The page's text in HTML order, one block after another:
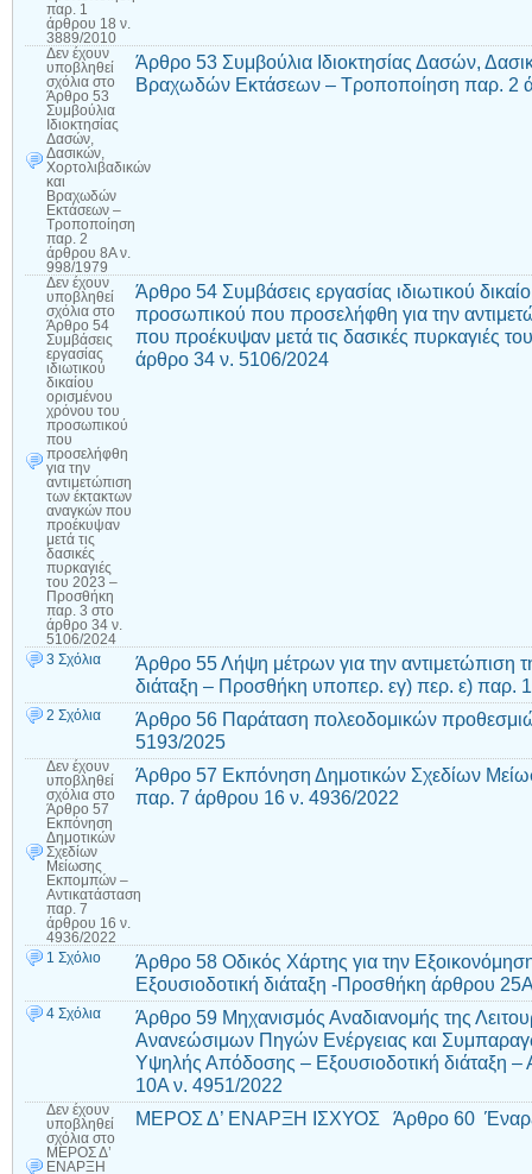
παρ. 1
άρθρου 18 ν.
3889/2010
Δεν έχουν
υποβληθεί
σχόλια στο
Άρθρο 53
Συμβούλια
Ιδιοκτησίας
Δασών,
Δασικών,
Χορτολιβαδικών
και
Βραχωδών
Εκτάσεων –
Τροποποίηση
παρ. 2
άρθρου 8Α ν.
998/1979
Άρθρο 53 Συμβούλια Ιδιοκτησίας Δασών,
Βραχωδών Εκτάσεων – Τροποποίηση παρ. 2
Δεν έχουν
υποβληθεί
σχόλια στο
Άρθρο 54
Συμβάσεις
εργασίας
ιδιωτικού
δικαίου
ορισμένου
χρόνου του
προσωπικού
που
προσελήφθη
για την
αντιμετώπιση
των έκτακτων
αναγκών που
προέκυψαν
μετά τις
δασικές
πυρκαγιές
του 2023 –
Προσθήκη
παρ. 3 στο
άρθρο 34 ν.
5106/2024
Άρθρο 54 Συμβάσεις εργασίας ιδιωτικού
προσωπικού που προσελήφθη για την
που προέκυψαν μετά τις δασικές πυρκαγιές
άρθρο 34 ν. 5106/2024
3 Σχόλια
Άρθρο 55 Λήψη μέτρων για την αντιμετώπιση
διάταξη – Προσθήκη υποπερ. εγ) περ. ε) παρ.
2 Σχόλια
Άρθρο 56 Παράταση πολεοδομικών
5193/2025
Δεν έχουν
υποβληθεί
σχόλια στο
Άρθρο 57
Εκπόνηση
Δημοτικών
Σχεδίων
Μείωσης
Εκπομπών –
Αντικατάσταση
παρ. 7
άρθρου 16 ν.
4936/2022
Άρθρο 57 Εκπόνηση Δημοτικών Σχεδίων
παρ. 7 άρθρου 16 ν. 4936/2022
1 Σχόλιο
Άρθρο 58 Οδικός Χάρτης για την
Εξουσιοδοτική διάταξη -Προσθήκη άρθρου
4 Σχόλια
Άρθρο 59 Μηχανισμός Αναδιανομής της
Ανανεώσιμων Πηγών Ενέργειας και
Υψηλής Απόδοσης – Εξουσιοδοτική διάταξη
10Α ν. 4951/2022
Δεν έχουν
υποβληθεί
σχόλια στο
ΜΕΡΟΣ Δ’
ΕΝΑΡΞΗ
ΜΕΡΟΣ Δ’ ΕΝΑΡΞΗ ΙΣΧΥΟΣ Άρθρο 60